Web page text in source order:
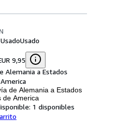
Usado
9,95
Alemania a Estados
de Alemania a Estados
de America
1 disponibles